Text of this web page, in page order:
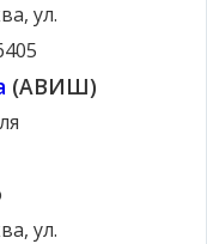
ул.
(АВИШ)
ул.